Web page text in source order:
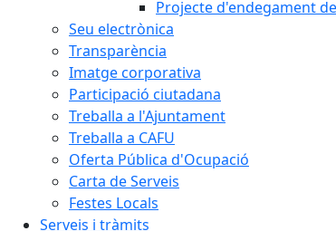
Projecte d'endegament
Seu electrònica
Transparència
Imatge corporativa
Participació ciutadana
Treballa a l'Ajuntament
Treballa a CAFU
Oferta Pública d'Ocupació
Carta de Serveis
Festes Locals
Serveis i tràmits